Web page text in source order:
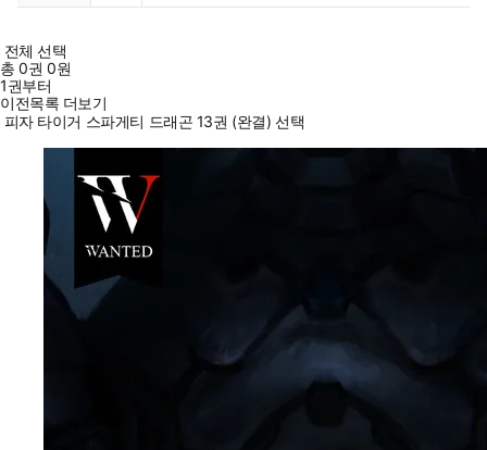
전체 선택
총0권 0원
1권부터
이전목록 더보기
피자 타이거 스파게티 드래곤 13권 (완결) 선택